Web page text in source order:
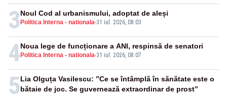
3 Politica Interna - nationala-31 iul. 2026, 08:03
Noul Cod al urbanismului, adoptat de aleși
4 Politica Interna - nationala-31 iul. 2026, 08:07
Noua lege de funcționare a ANI, respinsă de senatori
5Lia Olguța Vasilescu: ”Ce se întâmplă în sănătate este o
bătaie de joc. Se guvernează extraordinar de prost”